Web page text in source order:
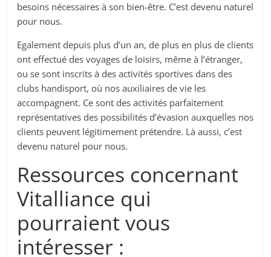
besoins nécessaires à son bien-être. C’est devenu naturel
pour nous.
Egalement depuis plus d’un an, de plus en plus de clients
ont effectué des voyages de loisirs, même à l’étranger,
ou se sont inscrits à des activités sportives dans des
clubs handisport, où nos auxiliaires de vie les
accompagnent. Ce sont des activités parfaitement
représentatives des possibilités d’évasion auxquelles nos
clients peuvent légitimement prétendre. Là aussi, c’est
devenu naturel pour nous.
Ressources concernant
Vitalliance qui
pourraient vous
intéresser :